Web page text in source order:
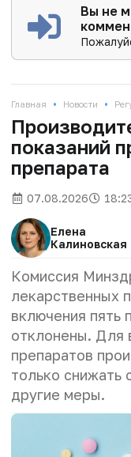
Вы не
Главная • Новости •
показаний
препарата
07.08.2026
Елена
Калиновская
Комиссия
лекарственных
включения пять
отклонены. Для
препаратов
только снижать
другие меры.